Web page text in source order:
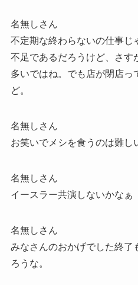
名無しさん
不定期な終わらないの仕事じ
不足であるだろうけど、さす
多いではね。でも店が閉店っ
ど。
名無しさん
お笑いでメシを食うのは難し
名無しさん
イースラー共演しないかなぁ
名無しさん
みなさんのおかげでした終了
ろうな。